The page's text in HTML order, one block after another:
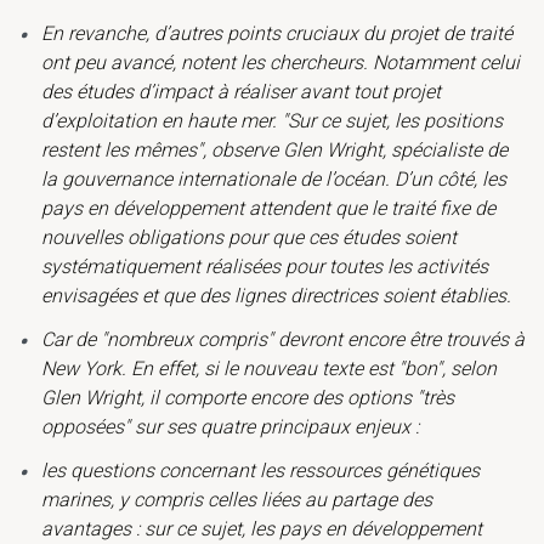
En revanche, d’autres points cruciaux du projet de traité
ont peu avancé, notent les chercheurs. Notamment celui
des études d’impact à réaliser avant tout projet
d’exploitation en haute mer. "Sur ce sujet, les positions
restent les mêmes", observe Glen Wright, spécialiste de
la gouvernance internationale de l’océan. D’un côté, les
pays en développement attendent que le traité fixe de
nouvelles obligations pour que ces études soient
systématiquement réalisées pour toutes les activités
envisagées et que des lignes directrices soient établies.
Car de "nombreux compris" devront encore être trouvés à
New York. En effet, si le nouveau texte est "bon", selon
Glen Wright, il comporte encore des options "très
opposées" sur ses quatre principaux enjeux :
les questions concernant les ressources génétiques
marines, y compris celles liées au partage des
avantages : sur ce sujet, les pays en développement